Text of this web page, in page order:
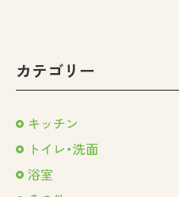
カテゴリー
キッチン
トイレ・洗面
浴室